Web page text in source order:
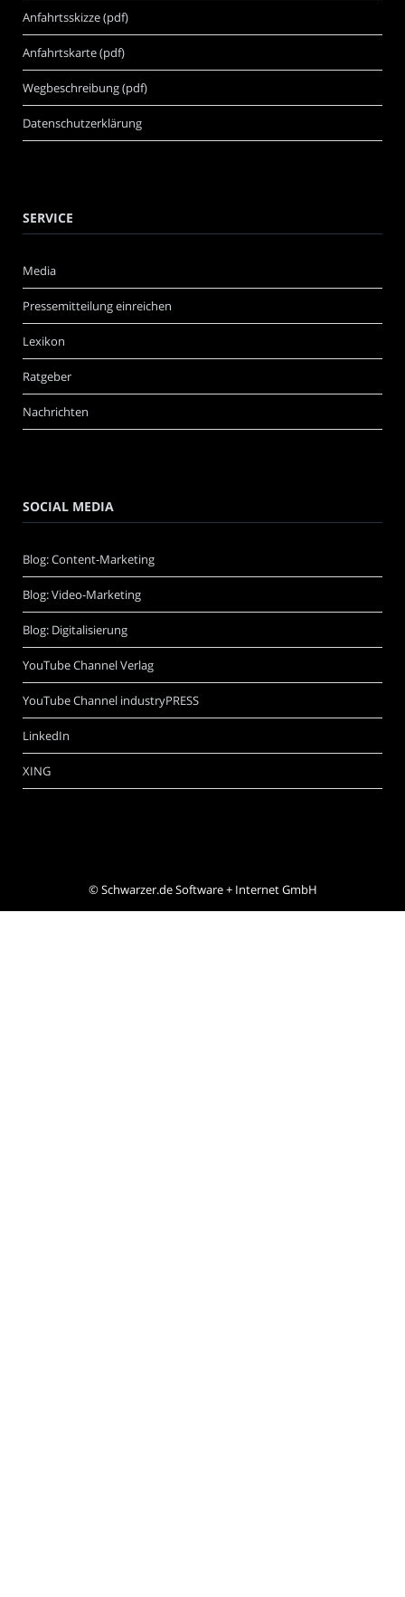
Anfahrtsskizze (pdf)
Anfahrtskarte (pdf)
Wegbeschreibung (pdf)
Datenschutzerklärung
SERVICE
Media
Pressemitteilung einreichen
Lexikon
Ratgeber
Nachrichten
SOCIAL MEDIA
Blog: Content-Marketing
Blog: Video-Marketing
Blog: Digitalisierung
YouTube Channel Verlag
YouTube Channel industryPRESS
LinkedIn
XING
©Schwarzer.de Software + Internet GmbH